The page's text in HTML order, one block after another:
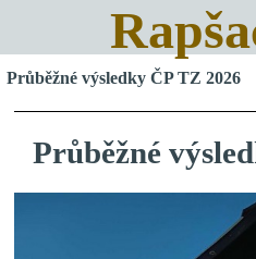
Průběžné výsledky ČP TZ 2026
Průběžné